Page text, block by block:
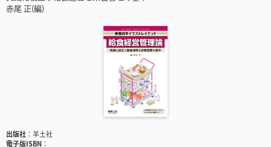
赤尾 正(編)
出版社
羊土社
電子版ISBN